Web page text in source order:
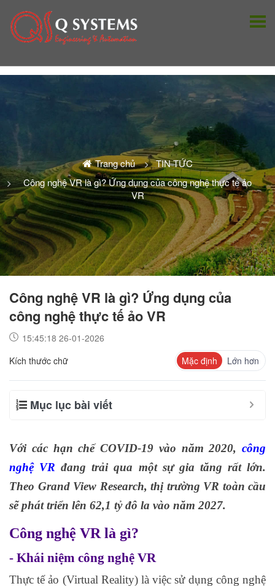
Trang chủ
TIN TỨC
Công nghệ VR là gì? Ứng dụng của công nghệ thực tế ảo
VR
Công nghệ VR là gì? Ứng dụng của
công nghệ thực tế ảo VR
15:45:18 26-01-2026
Kích thước chữ
Mặc định Lớn hơn
Mục lục bài viết
Với các hạn chế COVID-19 vào năm 2020, công
nghệ VR đang trải qua một sự gia tăng rất lớn.
Theo Grand View Research, thị trường VR toàn cầu
sẽ phát triển lên 62,1 tỷ đô la vào năm 2027.
Công nghệ VR là gì?
- Khái niệm công nghệ VR
Thực tế ảo (Virtual Reality) là việc sử dụng công nghệ